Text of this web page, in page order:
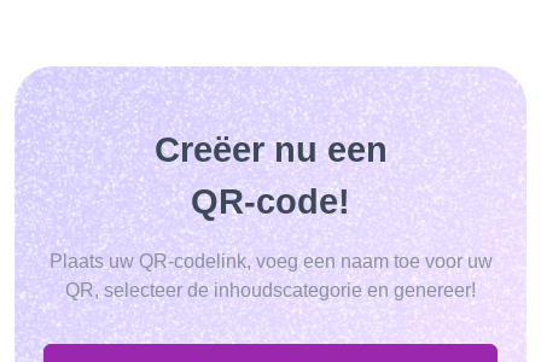
Creëer nu een
QR-code!
Plaats uw QR-codelink, voeg een naam toe voor uw
QR, selecteer de inhoudscategorie en genereer!